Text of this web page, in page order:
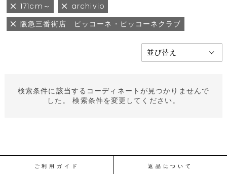
171cm～
archivio
阪急三番街店 ピッコーネ・ピッコーネクラブ
検索条件に該当するコーディネートが見つかりませんで
した。 検索条件を変更してください。
ご利用ガイド 返品について